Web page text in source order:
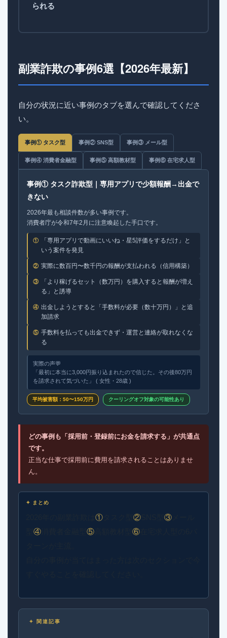
られる
副業詐欺の事例6選【2026年最新】
自分の状況に近い事例のタブを選んで確認してくださ
い。
事例① タスク型 事例② SNS型 事例③ メール型
事例④ 消費者金融型 事例⑤ 高額教材型 事例⑥ 在宅求人型
事例① タスク詐欺型｜専用アプリで少額報酬→出金で
きない
2026年最も相談件数が多い事例です。
消費者庁が令和7年2月に注意喚起した手口です。
①
「専用アプリで動画にいいね・星5評価をするだけ」と
いう案件を発見
② 実際に数百円〜数千円の報酬が支払われる（信用構築）
③
「より稼げるセット（数万円）を購入すると報酬が増え
る」と誘導
④ 出金しようとすると「手数料が必要（数十万円）」と追
加請求
⑤ 手数料を払っても出金できず・運営と連絡が取れなくな
る
実際の声💬
「最初に本当に3,000円振り込まれたので信じた。その後80万円
を請求されて気づいた」 ( 女性・28歳 )
平均被害額：50〜150万円 クーリングオフ対象の可能性あり
どの事例も「採用前・登録前にお金を請求する」が共通点
です。
正当な仕事で採用前に費用を請求されることはありませ
ん。
✦ まとめ
① ② ③
④ ⑤ ⑥
✦ 関連記事